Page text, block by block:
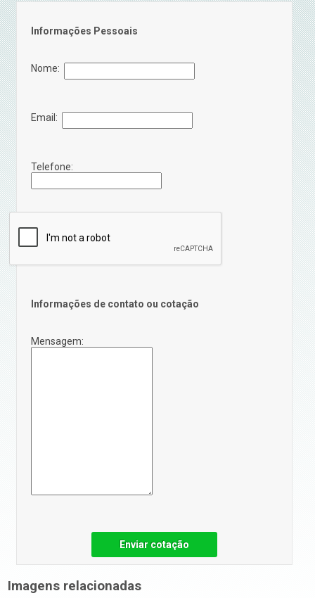
Informações Pessoais
Nome:
Email:
Telefone:
Informações de contato ou cotação
Mensagem:
Enviar cotação
Imagens relacionadas